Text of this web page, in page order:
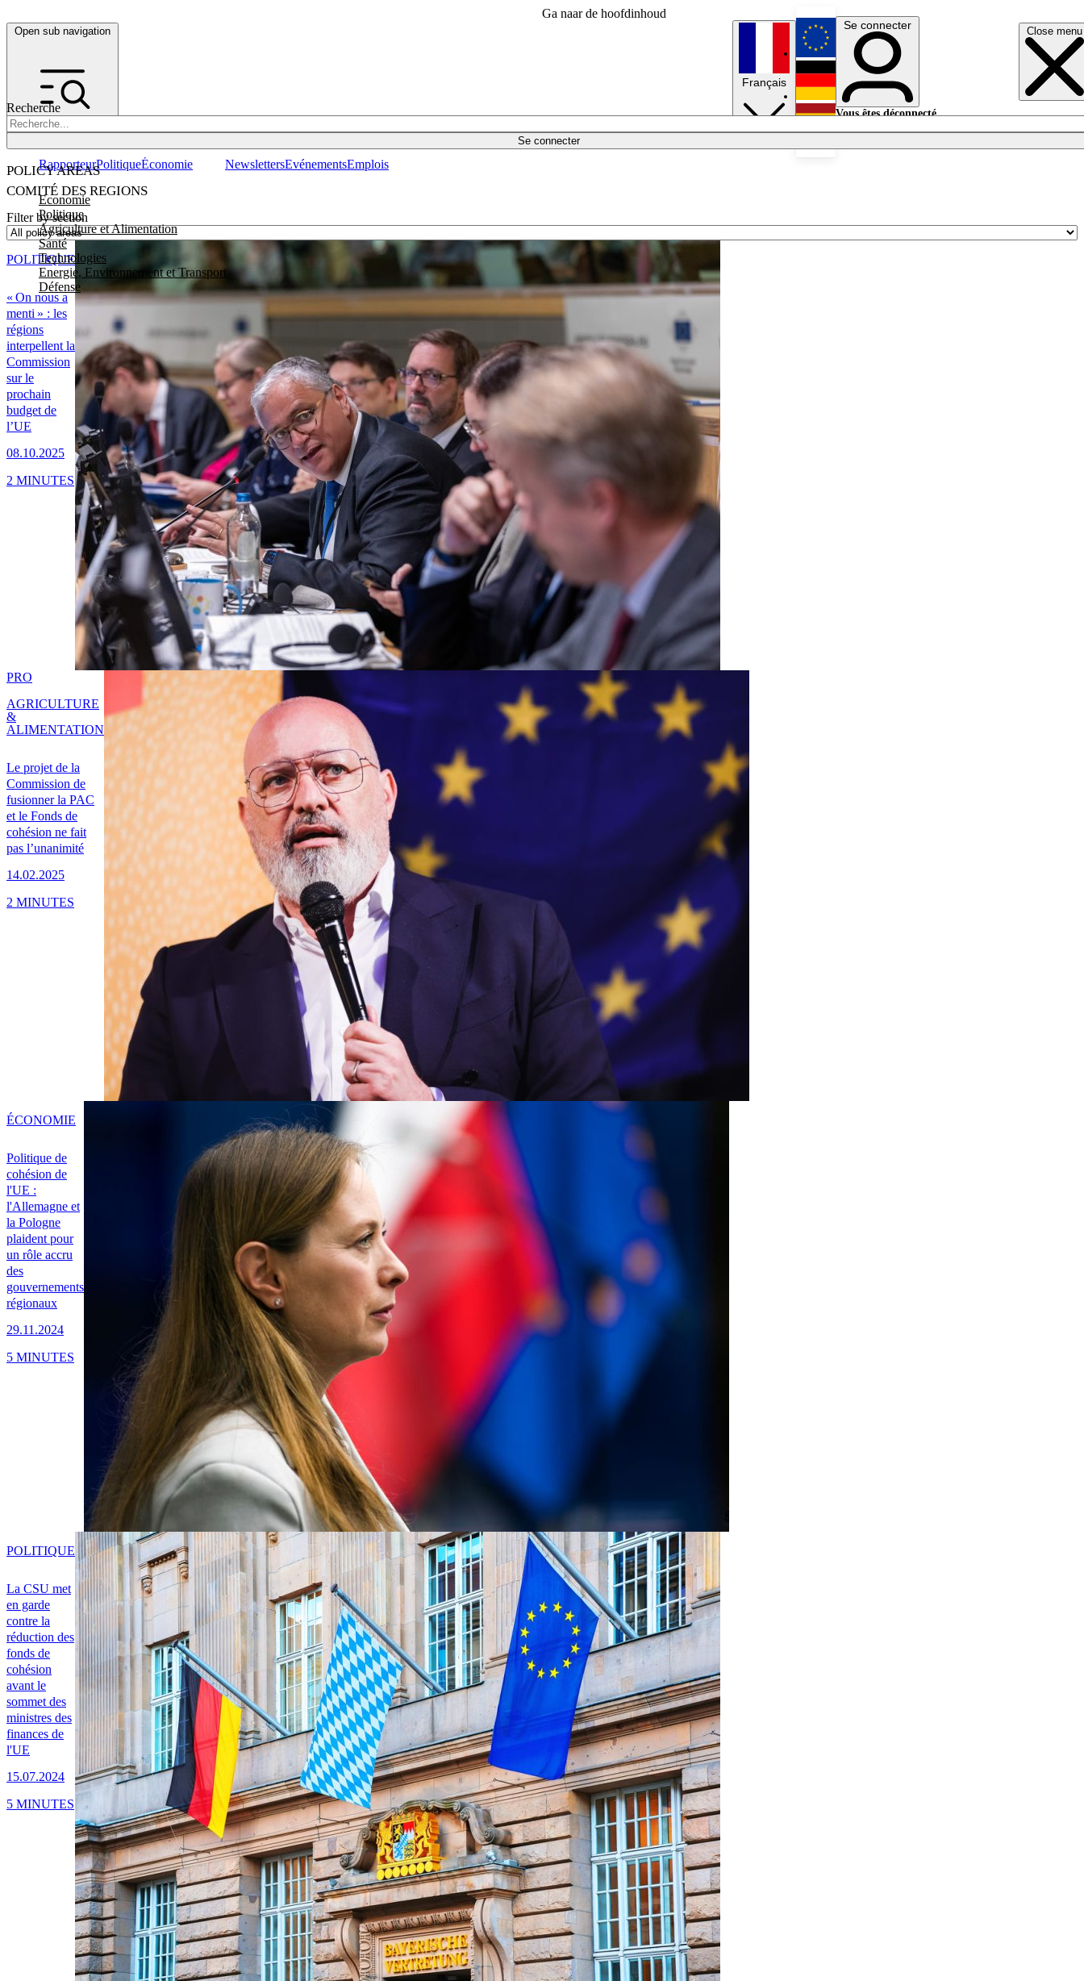
Ga naar de hoofdinhoud
Open sub navigation Close menu
Recherche
Se connecter
POLICY AREAS
Economie
Politique
Agriculture et Alimentation
Santé
Technologies
Energie, Environnement et Transport
Défense
RapporteurPolitiqueÉconomie NewslettersEvénementsEmplois
Français
English
Deutsch
Se connecter
Vous êtes déconnecté.
COMITÉ DES REGIONS
Filter by section
« On nous a
menti » : les
régions
interpellent la
Commission
sur le
prochain
budget de
l’UE
08.10.2025
POLITIQUE
2 MINUTES
Le projet de la
Commission de
fusionner la PAC
et le Fonds de
cohésion ne fait
pas l’unanimité
14.02.2025
PRO
AGRICULTURE
&
ALIMENTATION
2 MINUTES
Politique de
cohésion de
l'UE :
l'Allemagne et
la Pologne
plaident pour
un rôle accru
des
gouvernements
régionaux
29.11.2024
ÉCONOMIE
5 MINUTES
La CSU met
en garde
contre la
réduction des
fonds de
cohésion
avant le
sommet des
ministres des
finances de
l'UE
15.07.2024
POLITIQUE
5 MINUTES